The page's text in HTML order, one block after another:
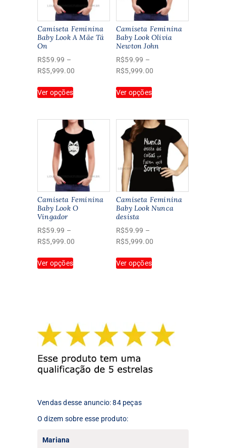
Camiseta Feminina
Baby Look A Mãe Tá
On
R$59.99 –
R$5,999.00
R$5,999.00
Ver opçõesproduto
várias
variantes.
As
opções
podem
escolhidas
na
página
Camiseta Feminina
Baby Look Olivia
Newton John
R$59.99 –
R$5,999.00
R$5,999.00
Ver opçõesproduto
várias
variantes.
As
opções
podem
ser
escolhidas
na
página
Camiseta Feminina
Baby Look O
Vingador
R$59.99 –
R$5,999.00
Ver opçõesproduto
opções
podem
ser
escolhidas
na
produto
Camiseta Feminina
Baby Look Nunca
desista
R$59.99 –
R$5,999.00
Ver opçõesproduto
opções
podem
ser
na
Vendas desse anuncio: 84 peças
O dizem sobre esse produto:
Mariana